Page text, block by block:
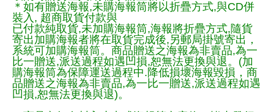
＊如有贈送海報,未購海報筒將以折疊方式,與CD併
裝入, 超商取貨付款與
已付款純取貨,未加購海報筒,海報將折疊方式,隨貨
寄出加購海報者將在取貨完成後,另郵局掛號寄出，
系統可加購海報筒。商品贈送之海報為非賣品,為一
比一贈送,派送過程如遇凹損,恕無法更換與退。(加
購海報筒為保障運送過程中.降低損壞海報毀損，商
品贈送之海報為非賣品,為一比一贈送,派送過程如遇
凹損,恕無法更換與退)。